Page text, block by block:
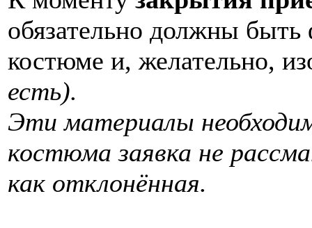
обязательно должны быть
костюме и, желательно,
есть).
Эти материалы
костюма заявка не
как отклонённая.